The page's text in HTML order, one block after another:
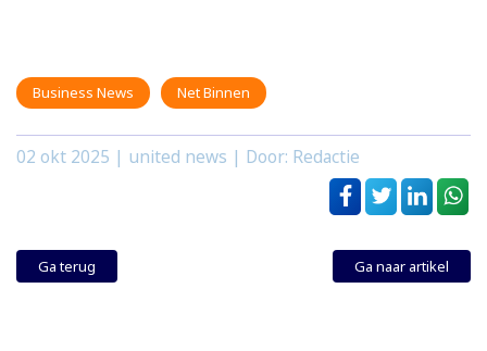
Business News Net Binnen
02 okt 2025 | united news | Door: Redactie
Ga terug Ga naar artikel